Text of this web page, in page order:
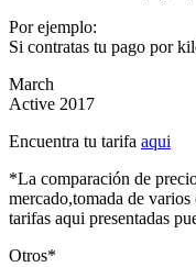
Por ejemplo:
Si contratas tu pago por
March
Active 2017
Encuentra tu tarifa aqui
*La comparación de
mercado,tomada de
tarifas aqui presentadas
Otros*